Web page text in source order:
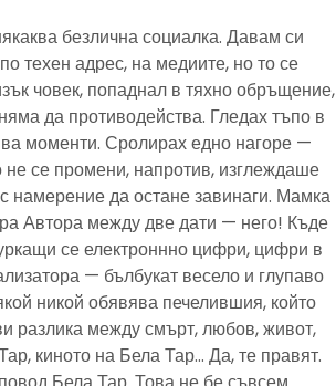
безлична социалка. Давам си
техен адрес, на медиите, но то се
човек, попаднал в тяхно обръщение,
да противодейства. Гледах тъпо в
моменти. Сролирах едно нагоре —
се промени, напротив, изглеждаше
намерение да остане завинаги. Мамка
Автора между две дати — него! Къде
се електроннно цифри, цифри в
— бълбукат весело и глупаво
никой обявява печелившия, който
разлика между смърт, любов, живот,
киното на Бела Тар… Да, те правят.